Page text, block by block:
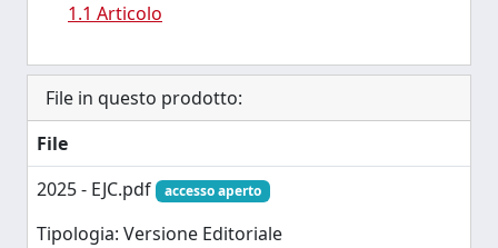
1.1 Articolo
File in questo prodotto:
File
2025 - EJC.pdf
accesso aperto
Tipologia: Versione Editoriale